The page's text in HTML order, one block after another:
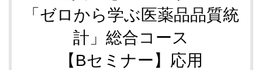
「ゼロから学ぶ医薬品品質統
計」総合コース
【Bセミナー】応用